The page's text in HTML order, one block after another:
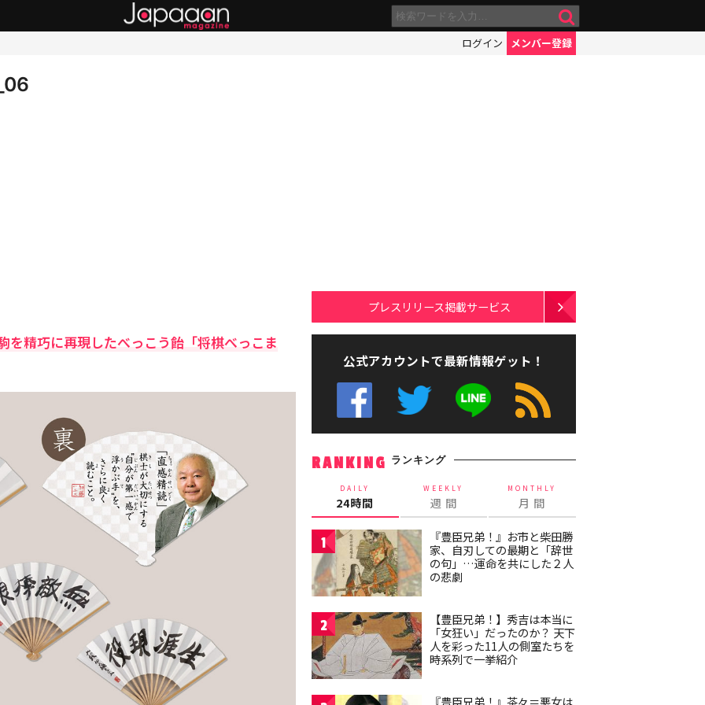
ログイン メンバー登録
を精巧に再現したべっこう飴「将棋べっこま
プレスリリース掲載サービス
公式アカウントで最新情報ゲット！
RANKING ランキング
DAILY
24時間
WEEKLY
週 間
MONTHLY
月 間
1
『豊臣兄弟！』お市と柴田勝
家、自刃しての最期と「辞世
の句」…運命を共にした２人
の悲劇
2
【豊臣兄弟！】秀吉は本当に
「女狂い」だったのか？ 天下
人を彩った11人の側室たちを
時系列で一挙紹介
『豊臣兄弟！』茶々＝悪女は